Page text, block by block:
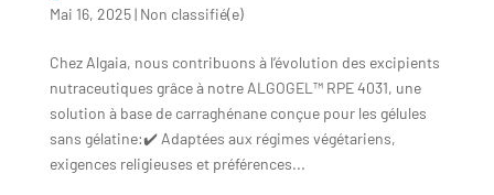
Mai 16, 2025| Non classifié(e)
Chez Algaia, nous contribuons à l’évolution des excipients
nutraceutiques grâce à notre ALGOGEL™ RPE 4031, une
solution à base de carraghénane conçue pour les gélules
sans gélatine:✔️ Adaptées aux régimes végétariens,
exigences religieuses et préférences...